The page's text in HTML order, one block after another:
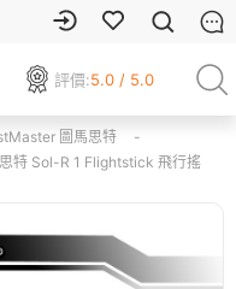
評價:5.0 / 5.0
圖馬思特
-
特 Sol-R 1 Flightstick 飛行搖